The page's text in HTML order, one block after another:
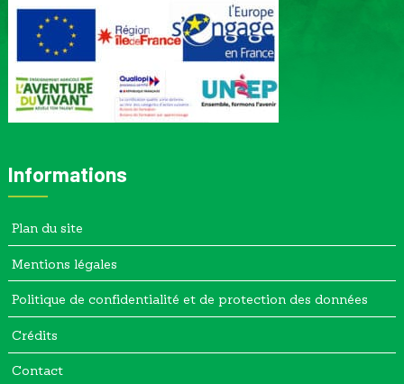
Informations
Plan du site
Mentions légales
Politique de confidentialité et de protection des données
Crédits
Contact